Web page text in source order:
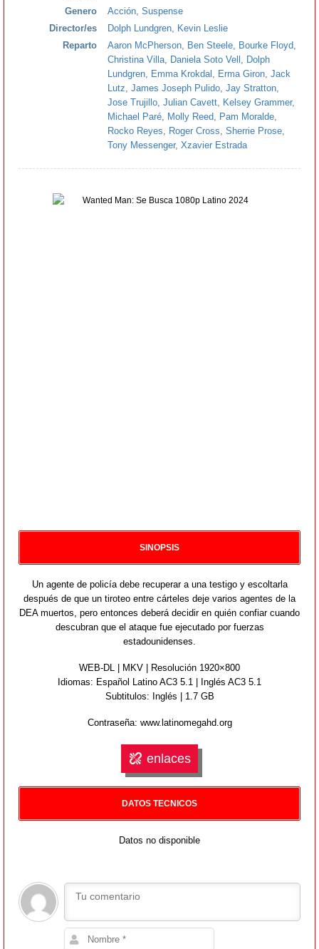
Genero
Acción Suspense
Director/es
Dolph Lundgren
Kevin Leslie
Reparto
Aaron McPherson Ben Steele Bourke Floyd
Christina Villa
Daniela Soto Vell
Dolph
Lundgren
Emma Krokdal Erma Giron Jack
Lutz James Joseph Pulido Jay Stratton
Jose Trujillo Julian Cavett Kelsey Grammer,
Michael Paré
Molly Reed Pam Moralde
Rocko Reyes
Roger Cross Sherrie Prose
Tony Messenger, Xzavier Estrada
SINOPSIS
Un agente de policía debe recuperar a una testigo y escoltarla
después de que un tiroteo entre cárteles deje varios agentes de la
DEA muertos, pero entonces deberá decidir en quién confiar cuando
descubran que el ataque fue ejecutado por fuerzas
estadounidenses.
WEB-DL | MKV | Resolución 1920×800
Idiomas: Español Latino AC3 5.1 | Inglés AC3 5.1
Subtitulos: Inglés | 1.7 GB
Contraseña: www.latinomegahd.org
enlaces
DATOS TECNICOS
Datos no disponible